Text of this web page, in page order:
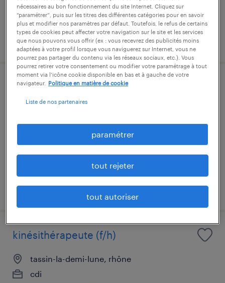
publié le 24 juillet 2026
auxiliaire de crèche (f/h)
intérim
13,12 € par heure
publié le 7 juillet 2026
kinésithérapeute (f/h)
tassin-la-demi-lune, rhône
cdi
nécessaires au bon fonctionnement du site Internet. Cliquez sur
“paramétrer”, puis sur les titres des différentes catégories pour en savoir
plus et modifier nos paramètres par défaut. Toutefois, le refus de certains
types de cookies peut affecter votre navigation sur le site et les services
que nous pouvons vous offrir (ex : vous recevrez des publicités moins
adaptées à votre profil lorsque vous naviguerez sur Internet, vous ne
pourrez pas partager du contenu via les réseaux sociaux, etc.). Vous
pourrez retirer votre consentement ou modifier votre paramétrage à tout
moment via l’icône cookie disponible en bas et à gauche de votre
navigateur.
Politique en matière de cookie
Liste de nos partenaires
paramétrer
tout rejeter
tout autoriser